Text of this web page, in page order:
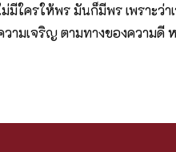
ใครให้พร มันก็มีพร เพราะว่า
ามเจริญ ตามทางของความดี